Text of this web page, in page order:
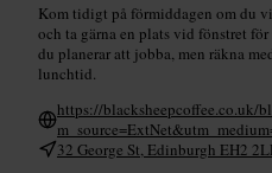
Kom tidigt på förmiddagen om du
och ta gärna en plats vid fönstret
du planerar att jobba, men räkna
lunchtid.
https://blacksheepcoffee.co.uk/
32 George St, Edinburgh EH2